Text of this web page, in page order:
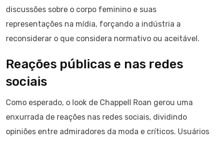
discussões sobre o corpo feminino e suas
representações na mídia, forçando a indústria a
reconsiderar o que considera normativo ou aceitável.
Reações públicas e nas redes
sociais
Como esperado, o look de Chappell Roan gerou uma
enxurrada de reações nas redes sociais, dividindo
opiniões entre admiradores da moda e críticos. Usuários